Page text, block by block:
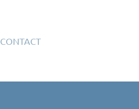
CONTACT